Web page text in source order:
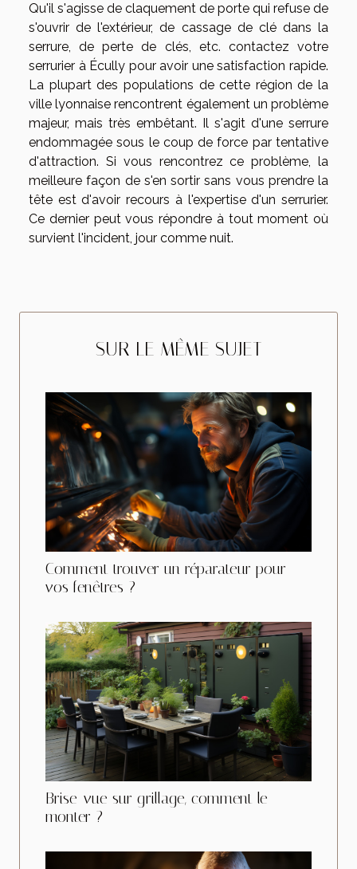
Qu'il s'agisse de claquement de porte qui refuse de
s'ouvrir de l'extérieur, de cassage de clé dans la
serrure, de perte de clés, etc. contactez votre
serrurier à Écully pour avoir une satisfaction rapide.
La plupart des populations de cette région de la
ville lyonnaise rencontrent également un problème
majeur, mais très embêtant. Il s'agit d'une serrure
endommagée sous le coup de force par tentative
d'attraction. Si vous rencontrez ce problème, la
meilleure façon de s'en sortir sans vous prendre la
tête est d'avoir recours à l'expertise d'un serrurier.
Ce dernier peut vous répondre à tout moment où
survient l'incident, jour comme nuit.
SUR LE MÊME SUJET
Comment trouver un réparateur pour
vos fenêtres ?
Brise-vue sur grillage, comment le
monter ?